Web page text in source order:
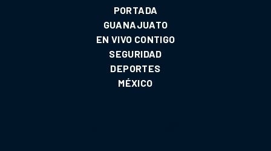
PORTADA
GUANAJUATO
EN VIVO CONTIGO
SEGURIDAD
DEPORTES
MÉXICO